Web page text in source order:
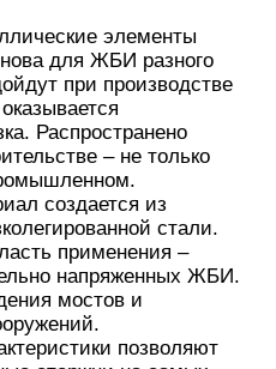
элементы
для ЖБИ разного
при производстве
Распространено
– не только
создается из
стали.
применения –
напряженных ЖБИ.
мостов и
позволяют